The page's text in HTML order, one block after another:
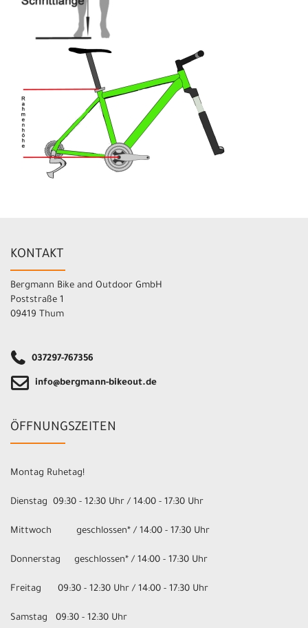
KONTAKT
Bergmann Bike and Outdoor GmbH
Poststraße 1
09419 Thum
037297-767356
info@bergmann-bikeout.de
ÖFFNUNGSZEITEN
Montag Ruhetag!
Dienstag 09:30 - 12:30 Uhr / 14:00 - 17:30 Uhr
Mittwoch geschlossen* / 14:00 - 17:30 Uhr
Donnerstag geschlossen* / 14:00 - 17:30 Uhr
Freitag 09:30 - 12:30 Uhr / 14:00 - 17:30 Uhr
Samstag 09:30 - 12:30 Uhr